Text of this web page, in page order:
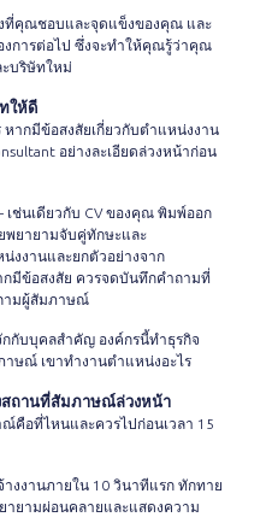
ที่คุณชอบและจุดแข็งของคุณ และ
การต่อไป ซึ่งจะทำให้คุณรู้ว่าคุณ
บริษัทใหม่
ให้ดี
ากมีข้อสงสัยเกี่ยวกับตำแหน่งงาน
อย่างละเอียดล่วงหน้าก่อน
เช่นเดียวกับ CV ของคุณ พิมพ์ออก
พยายามจับคู่ทักษะและ
งงานและยกตัวอย่างจาก
กมีข้อสงสัย ควรจดบันทึกคำถามที่
ามผู้สัมภาษณ์
กกับบุคลสำคัญ องค์กรนี้ทำธุรกิจ
าษณ์ เขาทำงานตำแหน่งอะไร
สถานที่สัมภาษณ์ล่วงหน้า
คือที่ไหนและควรไปก่อนเวลา 15
งงานภายใน 10 วินาทีแรก ทักทาย
ยามผ่อนคลายและแสดงความ